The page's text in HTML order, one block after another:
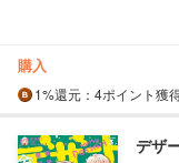
購入
1%還元 ：4ポイント獲
デザ